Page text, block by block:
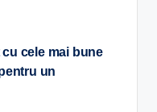
cele mai bune
un